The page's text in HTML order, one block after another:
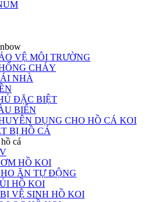
VỆ MÔI TRƯỜNG
CHÁY
NHÀ
ĐẶC BIỆT
BIỂN
DỤNG CHO HỒ CÁ KOI
BỊ HỒ CÁ
cá
HỒ KOI
ĂN TỰ ĐỘNG
HỒ KOI
VỆ SINH HỒ KOI